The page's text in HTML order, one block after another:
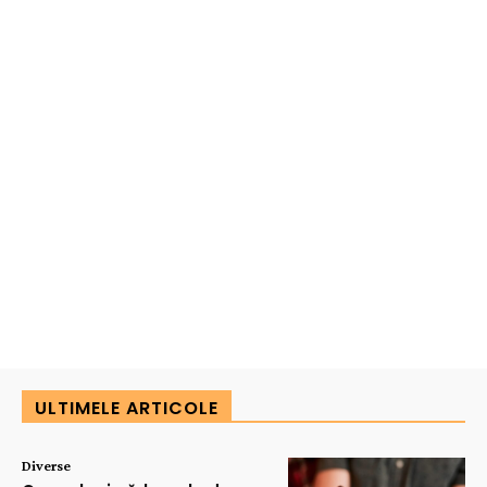
ULTIMELE ARTICOLE
Diverse